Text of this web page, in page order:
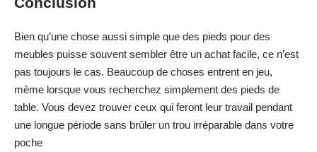
Bien qu’une chose aussi simple que des pieds pour des
meubles puisse souvent sembler être un achat facile, ce n’est
pas toujours le cas. Beaucoup de choses entrent en jeu,
même lorsque vous recherchez simplement des pieds de
table. Vous devez trouver ceux qui feront leur travail pendant
une longue période sans brûler un trou irréparable dans votre
poche